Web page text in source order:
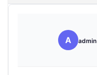
A admin